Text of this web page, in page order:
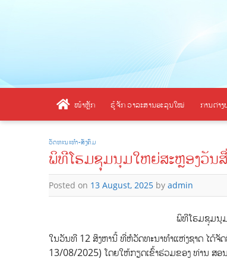
ໜ້າຫຼັກ ຮູ້ຈັກ ວາລະສານອະລຸນໃໝ່ ການຕ່າ
ວັດທະນະທຳ-ສັງຄົມ
ພິທີໂຮມຊຸມນຸມໃຫຍ່ສະຫຼອງວັນ
Posted on 13 August, 2025 by admin
ພິທີໂຮມຊຸມນຸ
ໃນວັນທີ 12 ສິງຫານີ້ ທີ່ຫໍວັດທະນາທຳແຫ່ງຊາດ ໄດ້
13/08/2025) ໂດຍໃຫ້ກຽດເຂົ້າຮ່ວມຂອງ ທ່ານ ສ